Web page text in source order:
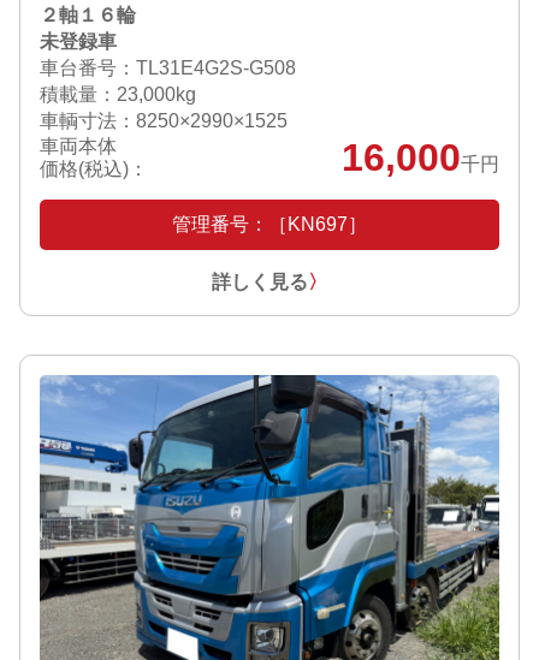
２軸１６輪
未登録車
車台番号：TL31E4G2S-G508
積載量：23,000kg
車輌寸法：8250×2990×1525
車両本体
価格(税込)：
16,000千円
管理番号：［KN697］
詳しく見る〉